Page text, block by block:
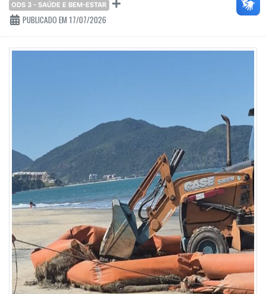
ODS 3 - SAÚDE E BEM-ESTAR
PUBLICADO EM 17/07/2026